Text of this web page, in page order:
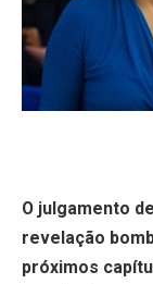
O julgamento
revelação
próximos